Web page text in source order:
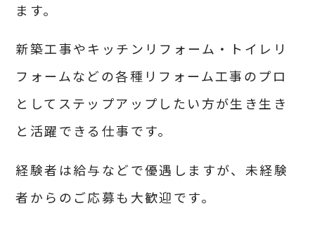
ます。
新築工事やキッチンリフォーム・トイレリ
フォームなどの各種リフォーム工事のプロ
として ステップアップしたい方が生き生き
と活躍できる仕事です。
経験者は給与などで優遇しますが、未経験
者からのご応募も大歓迎です。